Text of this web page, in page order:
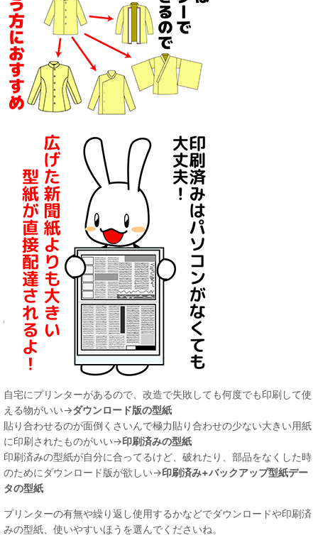
自宅にプリンターがあるので、改造で失敗しても何度でも印刷して使
える物がいい→ダウンロード版の型紙
貼り合わせるのが面倒くさいんで極力貼り合わせの少ない大きい用紙
に印刷されたものがいい→印刷済みの型紙
印刷済みの型紙が自分に合ってるけど、破れたり、部品をなくした時
のためにダウンロード版が欲しい→印刷済み+バックアップ型紙デー
タの型紙
プリンターの有無や繰り返し使用するかなどでダウンロードや印刷済
みの型紙、使いやすいほうを選んでくださいね。